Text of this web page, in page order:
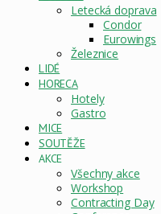
Letecká doprava
Condor
Eurowings
Železnice
LIDÉ
HORECA
Hotely
Gastro
MICE
SOUTĚŽE
AKCE
Všechny akce
Workshop
Contracting Day